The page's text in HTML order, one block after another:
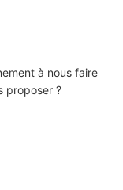
à nous faire
proposer ?